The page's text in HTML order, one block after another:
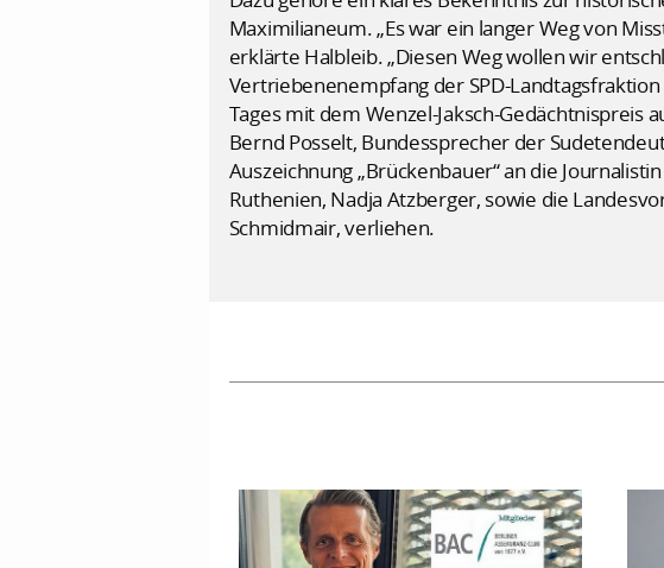
Maximilianeum. „Es war ein langer Weg von
erklärte Halbleib. „Diesen Weg wollen wir
Vertriebenenempfang der SPD-
Tages mit dem Wenzel-Jaksch-Gedächtnispreis
Bernd Posselt, Bundessprecher der
Auszeichnung „Brückenbauer“ an die
Ruthenien, Nadja Atzberger, sowie die
Schmidmair, verliehen.